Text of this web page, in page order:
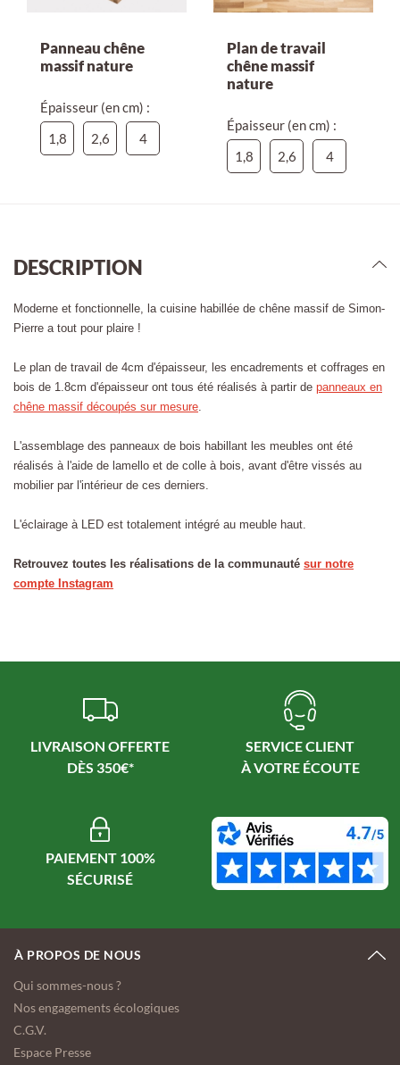
Panneau chêne
massif nature
Épaisseur (en cm) :
1,8
2,6 4
Plan de travail
chêne massif
nature
Épaisseur (en cm) :
1,8
2,6 4
DESCRIPTION
Moderne et fonctionnelle, la cuisine habillée de chêne massif de Simon-
Pierre a tout pour plaire !
Le plan de travail de 4cm d'épaisseur, les encadrements et coffrages en
bois de 1.8cm d'épaisseur ont tous été réalisés à partir de panneaux en
chêne massif découpés sur mesure
L'assemblage des panneaux de bois habillant les meubles ont été
réalisés à l'aide de lamello et de colle à bois, avant d'être vissés au
mobilier par l'intérieur de ces derniers.
L'éclairage à LED est totalement intégré au meuble haut.
Retrouvez toutes les réalisations de la communauté sur notre
compte Instagram
LIVRAISON OFFERTE
DÈS 350€*
SERVICE CLIENT
À VOTRE ÉCOUTE
PAIEMENT 100%
À PROPOS DE NOUS
Qui sommes-nous ?
Nos engagements écologiques
C.G.V.
Espace Presse